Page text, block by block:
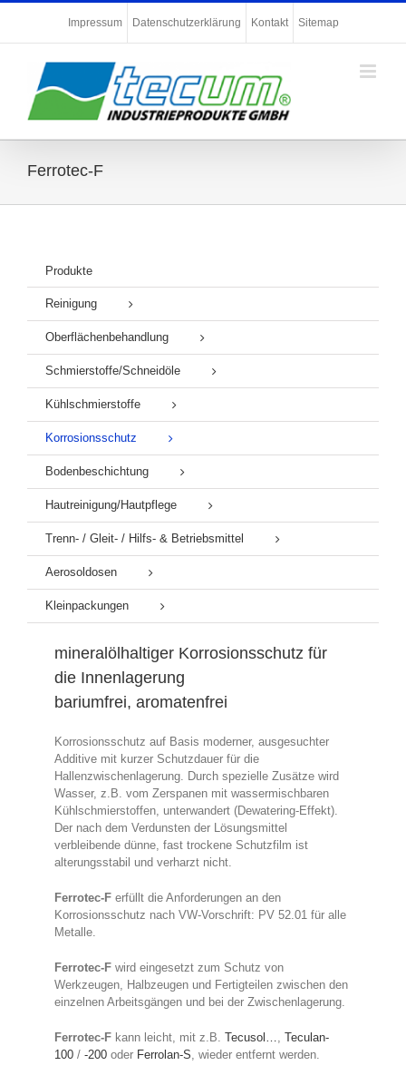
springen
Impressum Datenschutzerklärung Kontakt Sitemap
Ferrotec-F
Produkte
Reinigung
Oberflächenbehandlung
Schmierstoffe/Schneidöle
Kühlschmierstoffe
Korrosionsschutz
Bodenbeschichtung
Hautreinigung/Hautpflege
Trenn- / Gleit- / Hilfs- & Betriebsmittel
Aerosoldosen
Kleinpackungen
mineralölhaltiger Korrosionsschutz für
die Innenlagerung
bariumfrei, aromatenfrei
Korrosionsschutz auf Basis moderner, ausgesuchter
Additive mit kurzer Schutzdauer für die
Hallenzwischenlagerung. Durch spezielle Zusätze wird
Wasser, z.B. vom Zerspanen mit wassermischbaren
Kühlschmierstoffen, unterwandert (Dewatering-Effekt).
Der nach dem Verdunsten der Lösungsmittel
verbleibende dünne, fast trockene Schutzfilm ist
alterungsstabil und verharzt nicht.
Ferrotec-F erfüllt die Anforderungen an den
Korrosionsschutz nach VW-Vorschrift: PV 52.01 für alle
Metalle.
Ferrotec-F wird eingesetzt zum Schutz von
Werkzeugen, Halbzeugen und Fertigteilen zwischen den
einzelnen Arbeitsgängen und bei der Zwischenlagerung.
Ferrotec-F kann leicht, mit z.B. Tecusol…, Teculan-
100/ -200oder Ferrolan-S, wieder entfernt werden.